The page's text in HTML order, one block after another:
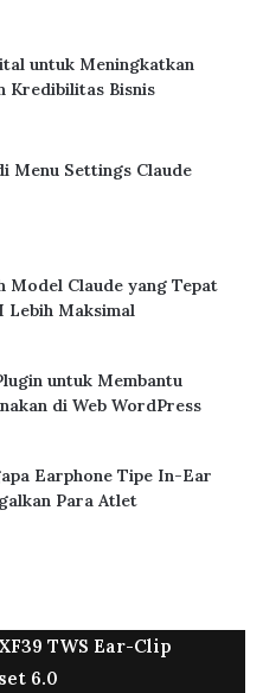
untuk Meningkatkan
Kredibilitas Bisnis
Menu Settings Claude
Model Claude yang Tepat
Lebih Maksimal
untuk Membantu
di Web WordPress
Earphone Tipe In-Ear
Para Atlet
TWS Ear-Clip
6.0